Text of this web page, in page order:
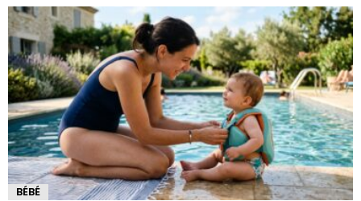
BÉBÉ